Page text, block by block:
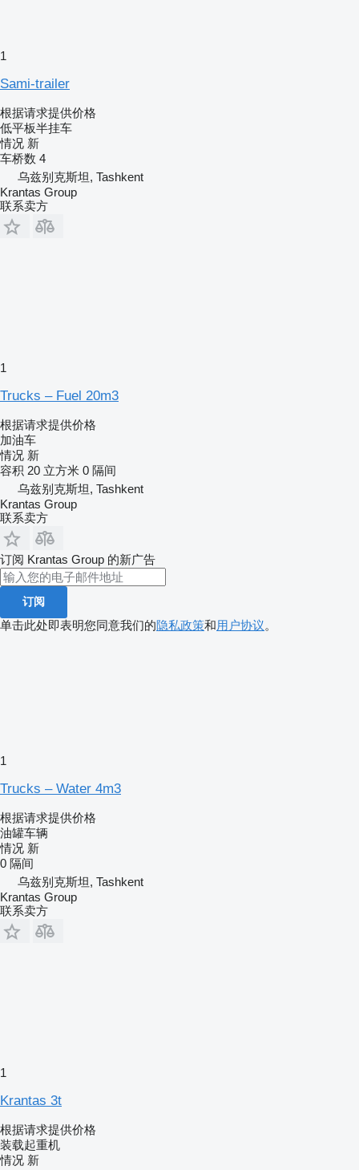
1
Sami-trailer
根据请求提供价格
低平板半挂车
情况 新
车桥数 4
乌兹别克斯坦, Tashkent
Krantas Group
联系卖方
1
Trucks – Fuel 20m3
根据请求提供价格
加油车
情况 新
容积 20 立方米 0 隔间
乌兹别克斯坦, Tashkent
Krantas Group
联系卖方
订阅 Krantas Group 的新广告
订阅
单击此处即表明您同意我们的隐私政策和用户协议。
1
Trucks – Water 4m3
根据请求提供价格
油罐车辆
情况 新
0 隔间
乌兹别克斯坦, Tashkent
Krantas Group
联系卖方
1
Krantas 3t
根据请求提供价格
装载起重机
情况 新